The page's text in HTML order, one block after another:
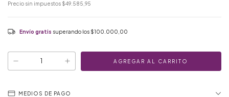
Precio sin impuestos $49.585,95
Envío gratis superando los $100.000,00
MEDIOS DE PAGO